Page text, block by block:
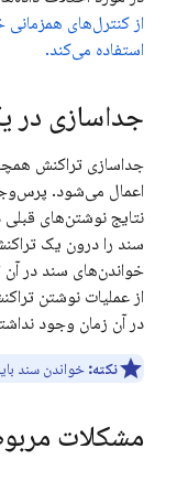
از کنترل‌های همزمانی
استفاده می‌کند.
جداسازی در
جداسازی تراکنش
اعمال می‌شود.
نتایج نوشتن‌های
سند را درون یک
خواندن‌های سند در آن
از عملیات نوشتن
در آن زمان وجود
نکته: خواندن سند
مشکلات